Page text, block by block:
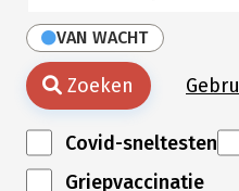
VAN WACHT
Zoeken
Covid-sneltesten
Griepvaccinatie